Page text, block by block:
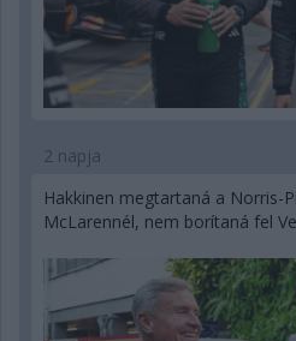
2 napja
Hakkinen megtartaná a Norris-
McLarennél, nem borítaná fel